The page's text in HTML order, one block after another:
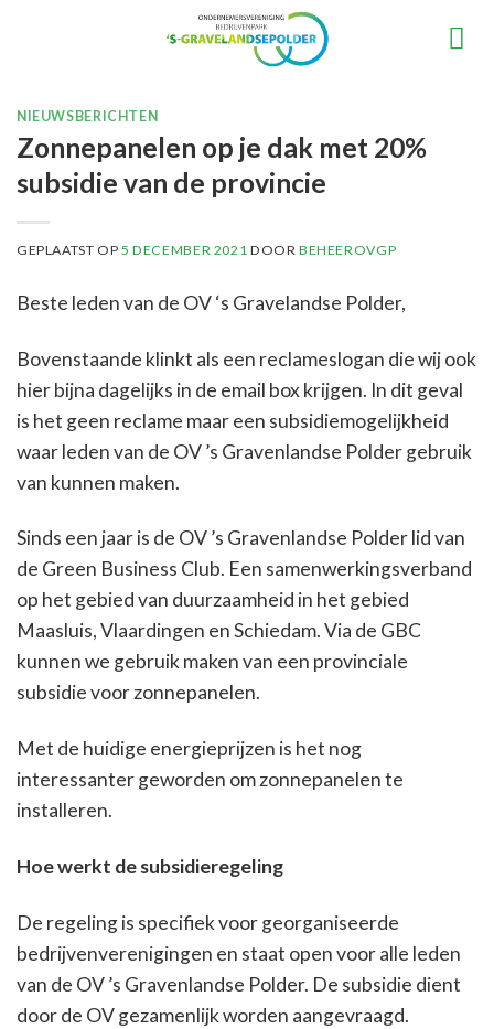
NIEUWSBERICHTEN
Zonnepanelen op je dak met 20%
subsidie van de provincie
GEPLAATST OP5 DECEMBER 2021 DOOR BEHEEROVGP
Beste leden van de OV ‘s Gravelandse Polder,
Bovenstaande klinkt als een reclameslogan die wij ook
hier bijna dagelijks in de email box krijgen. In dit geval
is het geen reclame maar een subsidiemogelijkheid
waar leden van de OV ’s Gravenlandse Polder gebruik
van kunnen maken.
Sinds een jaar is de OV ’s Gravenlandse Polder lid van
de Green Business Club. Een samenwerkingsverband
op het gebied van duurzaamheid in het gebied
Maasluis, Vlaardingen en Schiedam. Via de GBC
kunnen we gebruik maken van een provinciale
subsidie voor zonnepanelen.
Met de huidige energieprijzen is het nog
interessanter geworden om zonnepanelen te
installeren.
Hoe werkt de subsidieregeling
De regeling is specifiek voor georganiseerde
bedrijvenverenigingen en staat open voor alle leden
van de OV ’s Gravenlandse Polder. De subsidie dient
door de OV gezamenlijk worden aangevraagd.